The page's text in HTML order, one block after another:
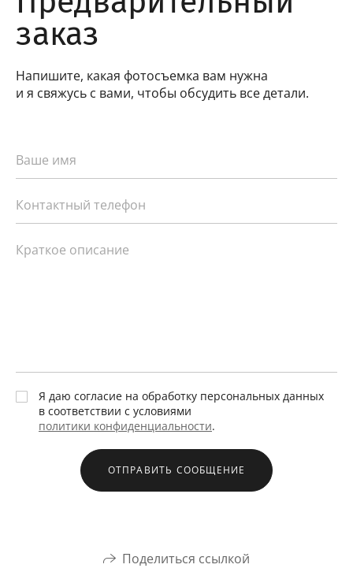
заказ
Напишите, какая фотосъемка вам нужна
и я свяжусь с вами, чтобы обсудить все детали.
Я даю согласие на обработку персональных данных
в соответствии с условиями
политики конфиденциальности.
ОТПРАВИТЬ СООБЩЕНИЕ
Поделиться ссылкой